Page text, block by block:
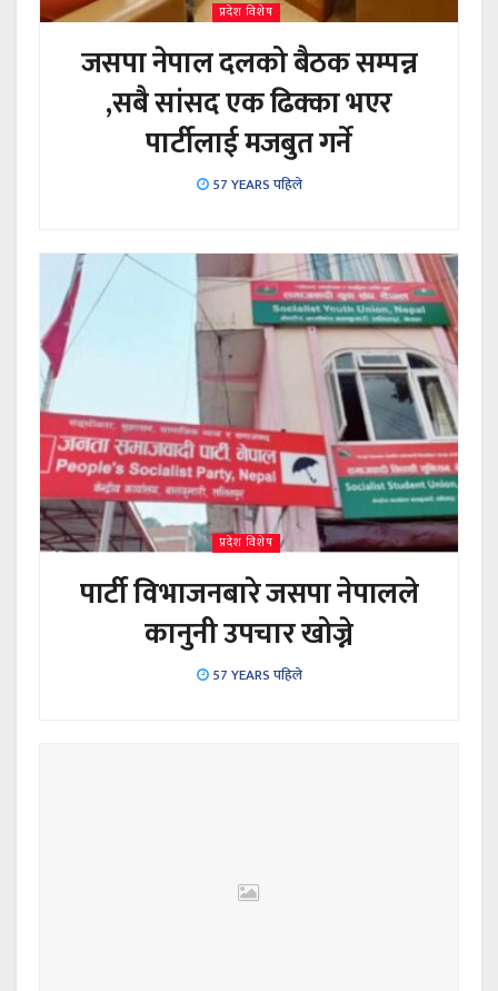
प्रदेश विशेष
जसपा नेपाल दलको बैठक सम्पन्न
,सबै सांसद एक ढिक्का भएर
पार्टीलाई मजबुत गर्ने
57 YEARS पहिले
प्रदेश विशेष
पार्टी विभाजनबारे जसपा नेपालले
कानुनी उपचार खोज्ने
57 YEARS पहिले